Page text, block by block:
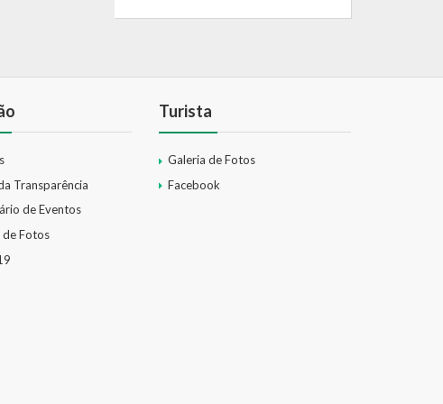
Transparência
de Eventos
de Fotos
Turista
Galeria de Fotos
Facebook